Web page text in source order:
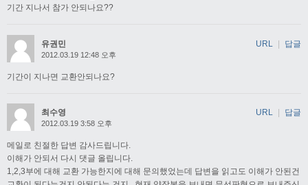
기간 지나서 참가 안되나요??
유권민
2012.03.19 12:48 오후
기간이 지나면 교환안되나요?
URL | 답글
최수영
2012.03.19 3:58 오후
메일로 친절한 답변 감사드립니다.
이해가 안되서 다시 댓글 올립니다.
1,2,3부에 대해 교환 가능한지에 대해 문의했었는데 답변을 읽고도 이해가 안된건
URL 답글